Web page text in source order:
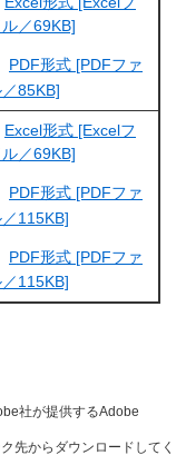
ル／69KB]
PDF形式 [PDFファ
85KB]
Excel形式 [Excelフ
ル／69KB]
PDF形式 [PDFファ
115KB]
PDF形式 [PDFファ
115KB]
社が提供するAdobe
先からダウンロードしてく